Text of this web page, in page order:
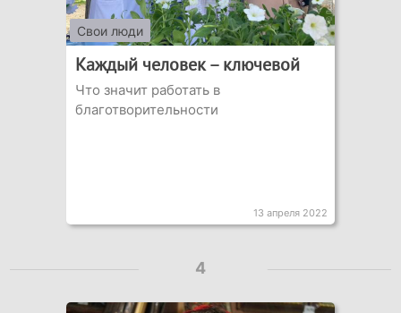
Свои люди
Каждый человек – ключевой
Что значит работать в
благотворительности
13 апреля 2022
4